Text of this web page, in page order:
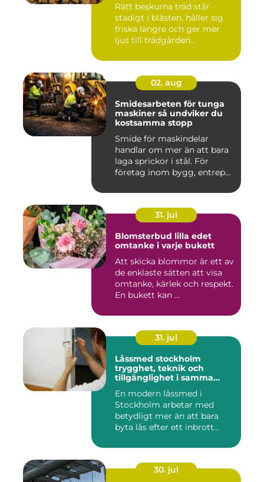
Rätt beskurna träd står
stadigt i blåsten, håller sig
friska längre och ger mer
ljus till trädgården...
02. aug
Smidesarbeten för tunga
maskiner så undviker du
kostsamma stopp
Smide för maskindelar
handlar om mer än att bara
laga sprickor i stål. För
företag inom bygg, entrep...
31. jul
Blomsterbud lilla edet
omtanke i varje bukett
Att skicka blommor är ett av
de enklaste sätten att visa
omtanke, kärlek och respekt.
En bukett kan ...
31. jul
Låssmed stockholm
trygghet, teknik och
tillgänglighet i samma
En modern låssmed i
Stockholm arbetar med
betydligt mer än att bara
byta lås efter ett inbrott
30. jul